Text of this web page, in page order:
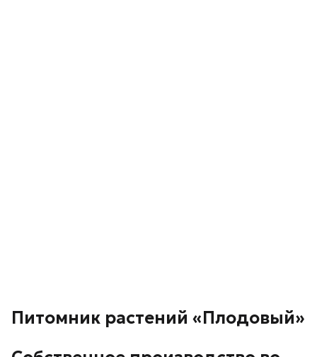
Питомник растений «Плодовый»